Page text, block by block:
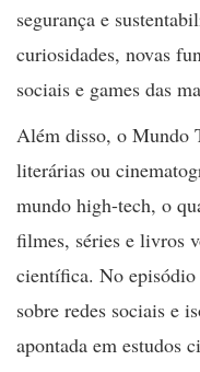
segurança e
curiosidades, novas
sociais e games das
Além disso, o Mundo
literárias ou
mundo high-tech, o
filmes, séries e livros
científica. No episódio
sobre redes sociais e
apontada em estudos